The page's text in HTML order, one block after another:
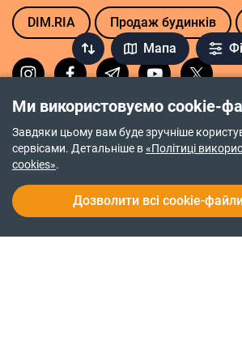
Ми використовуємо cookie-
Завдяки цьому вам буде зручніше
сервісами. Детальніше в«Політиці
cookies».
Дозволити всі cookie-
Мапа
DIM.RIA Продаж будинків
Політика повернення коштів
Політика приватності
Правочин про надання послуг
Про нас Служба турботи 24/7